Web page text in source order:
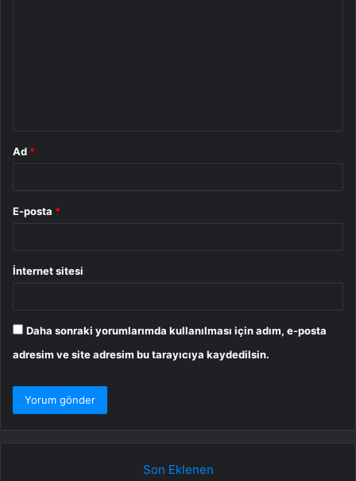
Ad *
E-posta *
İnternet sitesi
Daha sonraki yorumlarımda kullanılması için adım, e-posta
adresim ve site adresim bu tarayıcıya kaydedilsin.
Son Eklenen